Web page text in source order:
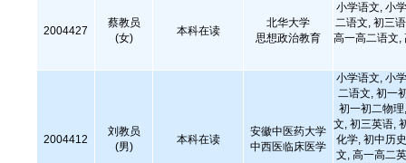
2004427
蔡教员
(女)
本科在读
北华大学
思想政治教育
小学语文, 小
二语文, 初三
高一高二语文,
2004412
刘教员
(男)
本科在读
安徽中医药大学
中西医临床医学
小学语文, 小
二语文, 初一
初一初二物
文, 初三英语,
化学, 初中历
文, 高一高二